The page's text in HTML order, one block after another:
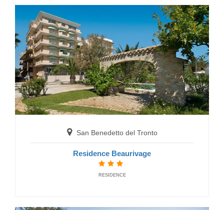
San Benedetto del Tronto
Residence Brezza di Mare
San Benedetto del Tronto
Residence Beaurivage
RESIDENCE